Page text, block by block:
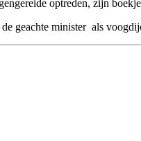
optreden, zijn
geachte minister ­ als